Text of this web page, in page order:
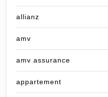
allianz
amv
amv assurance
appartement